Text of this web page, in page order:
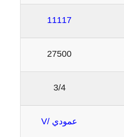
11117
27500
3/4
عمودي /V